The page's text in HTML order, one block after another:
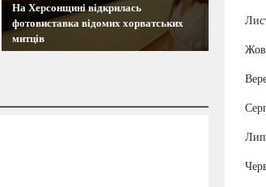
На Херсонщині відкрилась
фотовиставка відомих хорватських
митців